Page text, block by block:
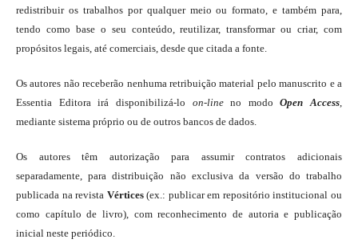
redistribuir os trabalhos por qualquer meio ou formato, e também para,
tendo como base o seu conteúdo, reutilizar, transformar ou criar, com
propósitos legais, até comerciais, desde que citada a fonte.
Os autores não receberão nenhuma retribuição material pelo manuscrito e a
Essentia Editora irá disponibilizá-lo on-lineno modoOpen Access,
mediante sistema próprio ou de outros bancos de dados.
Os autores têm autorização para assumir contratos adicionais
separadamente, para distribuição não exclusiva da versão do trabalho
publicada na revista Vértices(ex.: publicar em repositório institucional ou
como capítulo de livro), com reconhecimento de autoria e publicação
inicial neste periódico.